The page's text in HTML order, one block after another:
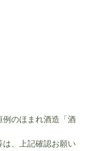
例のほまれ酒造「酒
は、上記確認お願い